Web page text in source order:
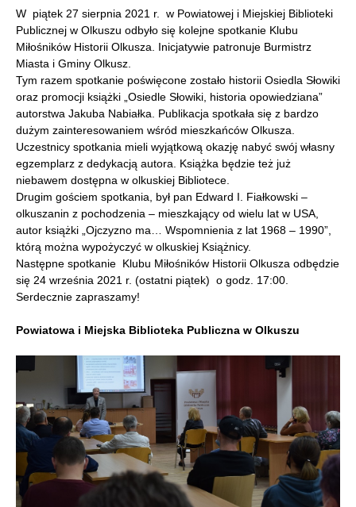
W piątek 27 sierpnia 2021 r. w Powiatowej i Miejskiej Biblioteki
Publicznej w Olkuszu odbyło się kolejne spotkanie Klubu
Miłośników Historii Olkusza. Inicjatywie patronuje Burmistrz
Miasta i Gminy Olkusz.
Tym razem spotkanie poświęcone zostało historii Osiedla Słowiki
oraz promocji książki „Osiedle Słowiki, historia opowiedziana”
autorstwa Jakuba Nabiałka. Publikacja spotkała się z bardzo
dużym zainteresowaniem wśród mieszkańców Olkusza.
Uczestnicy spotkania mieli wyjątkową okazję nabyć swój własny
egzemplarz z dedykacją autora. Książka będzie też już
niebawem dostępna w olkuskiej Bibliotece.
Drugim gościem spotkania, był pan Edward I. Fiałkowski –
olkuszanin z pochodzenia – mieszkający od wielu lat w USA,
autor książki „Ojczyzno ma… Wspomnienia z lat 1968 – 1990”,
którą można wypożyczyć w olkuskiej Książnicy.
Następne spotkanie Klubu Miłośników Historii Olkusza odbędzie
się 24 września 2021 r. (ostatni piątek) o godz. 17:00.
Serdecznie zapraszamy!
Powiatowa i Miejska Biblioteka Publiczna w Olkuszu